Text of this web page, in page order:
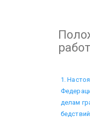
1.
делам